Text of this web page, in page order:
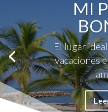
MI
El lugar
vacaciones